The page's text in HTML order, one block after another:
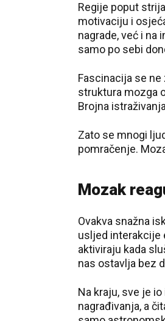
Regije poput
motivaciju i
nagrade, već i na
samo po sebi
Fascinacija se
struktura mozga
Brojna
Zato se mnogi
pomračenje.
Mozak
Ovakva snažna
usljed interakcije
aktiviraju kada
nas ostavlja bez
Na kraju, sve je
nagrađivanja, a